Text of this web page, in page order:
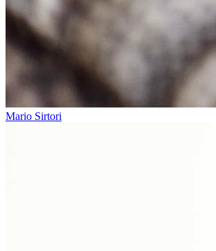
Mario Sirtori